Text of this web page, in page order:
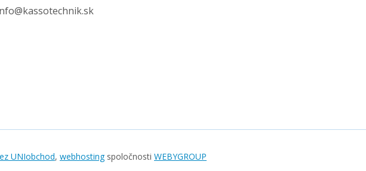
UNIobchod, webhostingspoločnosti WEBYGROUP